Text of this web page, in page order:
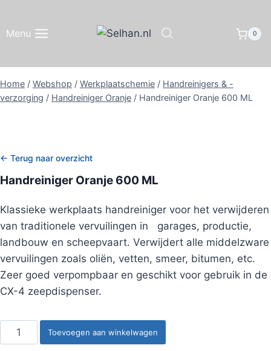
inhoud
Menu 0
Home / Webshop / Werkplaatschemie / Handreinigers & -
verzorging / Handreiniger Oranje / Handreiniger Oranje 600 ML
← Terug naar overzicht
Handreiniger Oranje 600 ML
Klassieke werkplaats handreiniger voor het verwijderen
van traditionele vervuilingen in garages, productie,
landbouw en scheepvaart. Verwijdert alle middelzware
vervuilingen zoals oliën, vetten, smeer, bitumen, etc.
Zeer goed verpompbaar en geschikt voor gebruik in de
CX-4 zeepdispenser.
Handreiniger
Oranje
Toevoegen aan winkelwagen